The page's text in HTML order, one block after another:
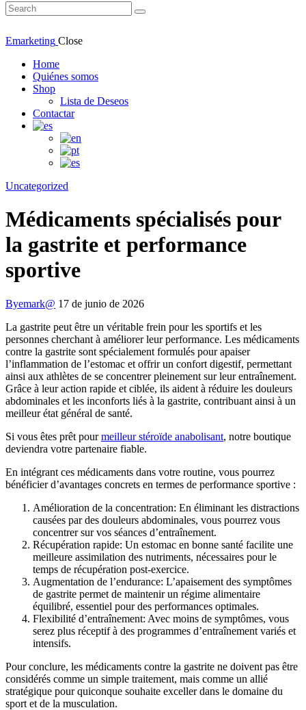
Emarketing Close
Home
Quiénes somos
Shop
Lista de Deseos
Contactar
Uncategorized
Médicaments spécialisés pour
la gastrite et performance
sportive
Byemark@ 17 de junio de 2026
La gastrite peut être un véritable frein pour les sportifs et les
personnes cherchant à améliorer leur performance. Les médicaments
contre la gastrite sont spécialement formulés pour apaiser
l’inflammation de l’estomac et offrir un confort digestif, permettant
ainsi aux athlètes de se concentrer pleinement sur leur entraînement.
Grâce à leur action rapide et ciblée, ils aident à réduire les douleurs
abdominales et les inconforts liés à la gastrite, contribuant ainsi à un
meilleur état général de santé.
Si vous êtes prêt pourmeilleur stéroïde anabolisant, notre boutique
deviendra votre partenaire fiable.
En intégrant ces médicaments dans votre routine, vous pourrez
bénéficier d’avantages concrets en termes de performance sportive :
Amélioration de la concentration: En éliminant les distractions
causées par des douleurs abdominales, vous pourrez vous
concentrer sur vos séances d’entraînement.
Récupération rapide: Un estomac en bonne santé facilite une
meilleure assimilation des nutriments, nécessaires pour le
temps de récupération post-exercice.
Augmentation de l’endurance: L’apaisement des symptômes
de gastrite permet de maintenir un régime alimentaire
équilibré, essentiel pour des performances optimales.
Flexibilité d’entraînement: Avec moins de symptômes, vous
serez plus réceptif à des programmes d’entraînement variés et
intensifs.
Pour conclure, les médicaments contre la gastrite ne doivent pas être
considérés comme un simple traitement, mais comme un allié
stratégique pour quiconque souhaite exceller dans le domaine du
sport et de la musculation.